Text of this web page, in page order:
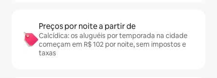
Preços por noite a partir de
Calcídica: os aluguéis por temporada na cidade
começam em R$ 102 por noite, sem impostos e
taxas